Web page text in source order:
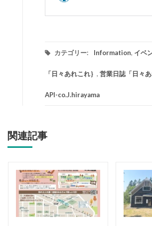
カテゴリー: Information, イベ
「日々あれこれ｝ , 営業日誌「日々あ
API-co.J.hirayama
関連記事